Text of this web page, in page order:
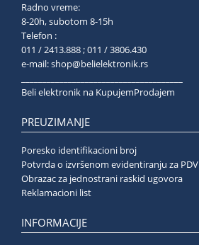
Radno vreme:
8-20h, subotom 8-15h
Telefon :
011 / 2413.888 ; 011 / 3806.430
e-mail:shop@belielektronik.rs
Beli elektronik na KupujemProdajem
PREUZIMANJE
Poresko identifikacioni broj
Potvrda o izvršenom evidentiranju za PDV
Obrazac za jednostrani raskid ugovora
Reklamacioni list
INFORMACIJE